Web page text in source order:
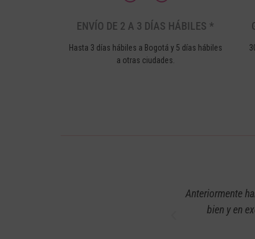
ENVÍO DE 2 A 3 DÍAS HÁBILES *
Hasta 3 días hábiles a Bogotá y 5 días hábiles
a otras ciudades.
Anteriormente
bien y en